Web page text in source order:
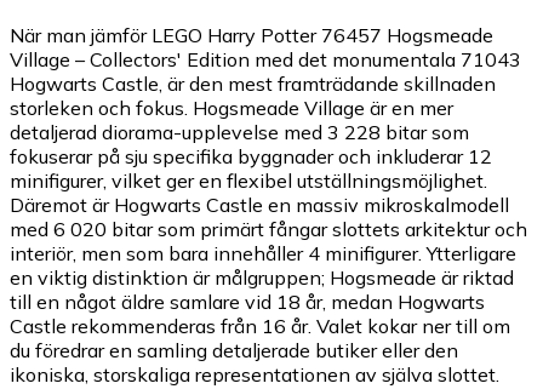
När man jämför LEGO Harry Potter 76457 Hogsmeade
Village – Collectors' Edition med det monumentala 71043
Hogwarts Castle, är den mest framträdande skillnaden
storleken och fokus. Hogsmeade Village är en mer
detaljerad diorama-upplevelse med 3 228 bitar som
fokuserar på sju specifika byggnader och inkluderar 12
minifigurer, vilket ger en flexibel utställningsmöjlighet.
Däremot är Hogwarts Castle en massiv mikroskalmodell
med 6 020 bitar som primärt fångar slottets arkitektur och
interiör, men som bara innehåller 4 minifigurer. Ytterligare
en viktig distinktion är målgruppen; Hogsmeade är riktad
till en något äldre samlare vid 18 år, medan Hogwarts
Castle rekommenderas från 16 år. Valet kokar ner till om
du föredrar en samling detaljerade butiker eller den
ikoniska, storskaliga representationen av själva slottet.